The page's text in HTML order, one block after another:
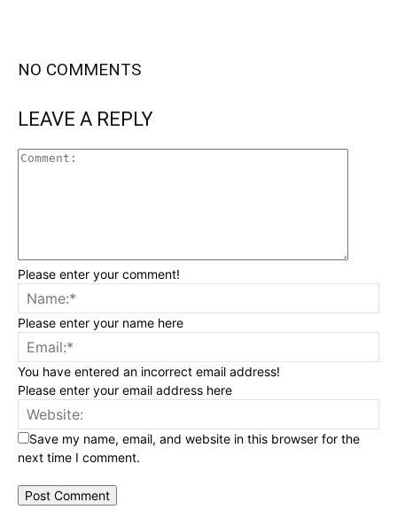
NO COMMENTS
LEAVE A REPLY
Please enter your comment!
Please enter your name here
You have entered an incorrect email address!
Please enter your email address here
Save my name, email, and website in this browser for the
next time I comment.